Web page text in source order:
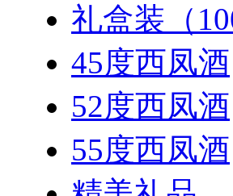
礼盒装（
45度西凤酒
52度西凤酒
55度西凤酒